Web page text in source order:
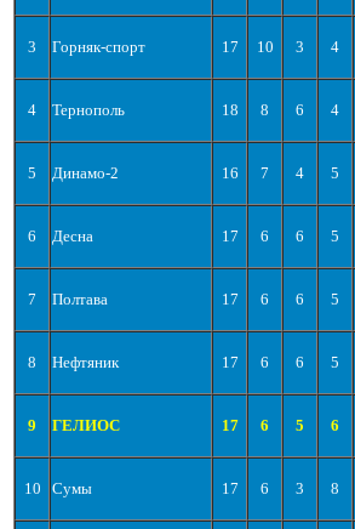
3 Горняк-спорт 17 10 3 4
4 Тернополь 18 8 6 4
5 Динамо-2 16 7 4 5
6 Десна 17 6 6 5
7 Полтава 17 6 6 5
8 Нефтяник 17 6 6 5
9 ГЕЛИОС 17 6 5 6
10 Сумы 17 6 3 8